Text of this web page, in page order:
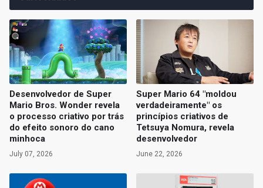
Desenvolvedor de Super
Mario Bros. Wonder revela
o processo criativo por trás
do efeito sonoro do cano
minhoca
July 07, 2026
Super Mario 64 "moldou
verdadeiramente" os
princípios criativos de
Tetsuya Nomura, revela
desenvolvedor
June 22, 2026